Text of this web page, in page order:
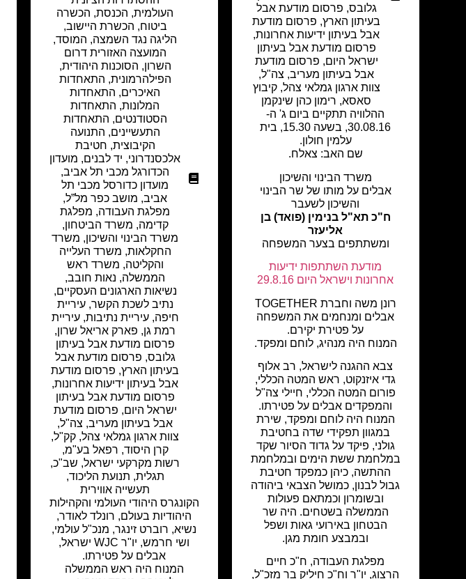
גלובס, פרסום מודעת אבל
בעיתון הארץ, פרסום מודעת
אבל בעיתון ידיעות אחרונות,
פרסום מודעת אבל בעיתון
ישראל היום, פרסום מודעת
אבל בעיתון מעריב, צה"ל,
צוות ארגון גמלאי צהל,קיבוץ
סאסא, רימון כהן שינקמן
ההלוויה תתקיים ביום ג' ה-
30.08.16, בשעה 15.30, בית
עלמין חולון.
שם האב: צאלח.
משרד הבינוי והשיכון
אבלים על מותו של שר הבינוי
והשיכון לשעבר
ח"כ תא"ל בנימין (פואד) בן
אליעזר
ומשתתפים בצער המשפחה
מודעת השתתפות ידיעות
אחרונות וישראל היום 29.8.16
רונן משה וחברת TOGETHER
אבלים ומנחמים את המשפחה
על פטירת יקירם.
המנוח היה מנהיג, לוחם ומפקד.
צבא ההגנה לישראל, רב אלוף
גדי איזנקוט, ראש המטה הכללי,
פורום המטה הכללי, חיילי צה"ל
והמפקדים אבלים על פטירתו.
המנוח היה לוחם ומפקד, שירת
במגוון תפקידי שדה בחטיבת
גולני, פיקד על גדוד הסיור שקד
במלחמת ששת הימים ובמלחמת
ההתשה, כיהן כמפקד חטיבת
גבול לבנון, כמושל הצבאי ביהודה
ובשומרון וכמתאם פעולות
הממשלה בשטחים. היה שר
הבטחון באירועי גאות ושפל
ובמבצע חומת מגן.
מפלגת העבודה, ח"כ חיים
הרצוג, יו"ר וח"כ חיליק בר מזכ"ל,
העולמית, הכנסת, הכשרה
ביטוח, הכשרת היישוב,
הליגה נגד השמצה, המוסד,
המועצה האזורית דרום
השרון, הסוכנות היהודית,
הפילהרמונית, התאחדות
האיכרים, התאחדות
המלונות, התאחדות
הסטודנטים, התאחדות
התעשיינים, התנועה
הקיבוצית, חטיבת
אלכסנדרוני, יד לבנים, מועדון
הכדורגל מכבי תל אביב,
מועדון כדורסל מכבי תל
אביב, מושב כפר מל”ל,
מפלגת העבודה, מפלגת
קדימה, משרד הביטחון,
משרד הבינוי והשיכון, משרד
החקלאות, משרד העלייה
והקליטה, משרד ראש
הממשלה, נאות חובב,
נשיאות הארגונים העסקיים,
נתיב לשכת הקשר,עיריית
חיפה,עיריית נתיבות,עיריית
רמת גן, פארק אריאל שרון,
פרסום מודעת אבל בעיתון
גלובס, פרסום מודעת אבל
בעיתון הארץ, פרסום מודעת
אבל בעיתון ידיעות אחרונות,
פרסום מודעת אבל בעיתון
ישראל היום, פרסום מודעת
אבל בעיתון מעריב, צה"ל,
צוות ארגון גמלאי צהל, קק"ל,
קרן היסוד, רפאל בע"מ,
רשות מקרקעי ישראל, שב"כ,
תגלית, תנועת הליכוד,
תעשייה אווירית
הקונגרס היהודי העולמי והקהילות
היהודיות בעולם, רונלד לאודר,
נשיא, רוברט זינגר, מנכ"ל עולמי,
ושי חרמש, יו"ר WJC ישראל,
אבלים על פטירתו.
המנוח היה ראש הממשלה